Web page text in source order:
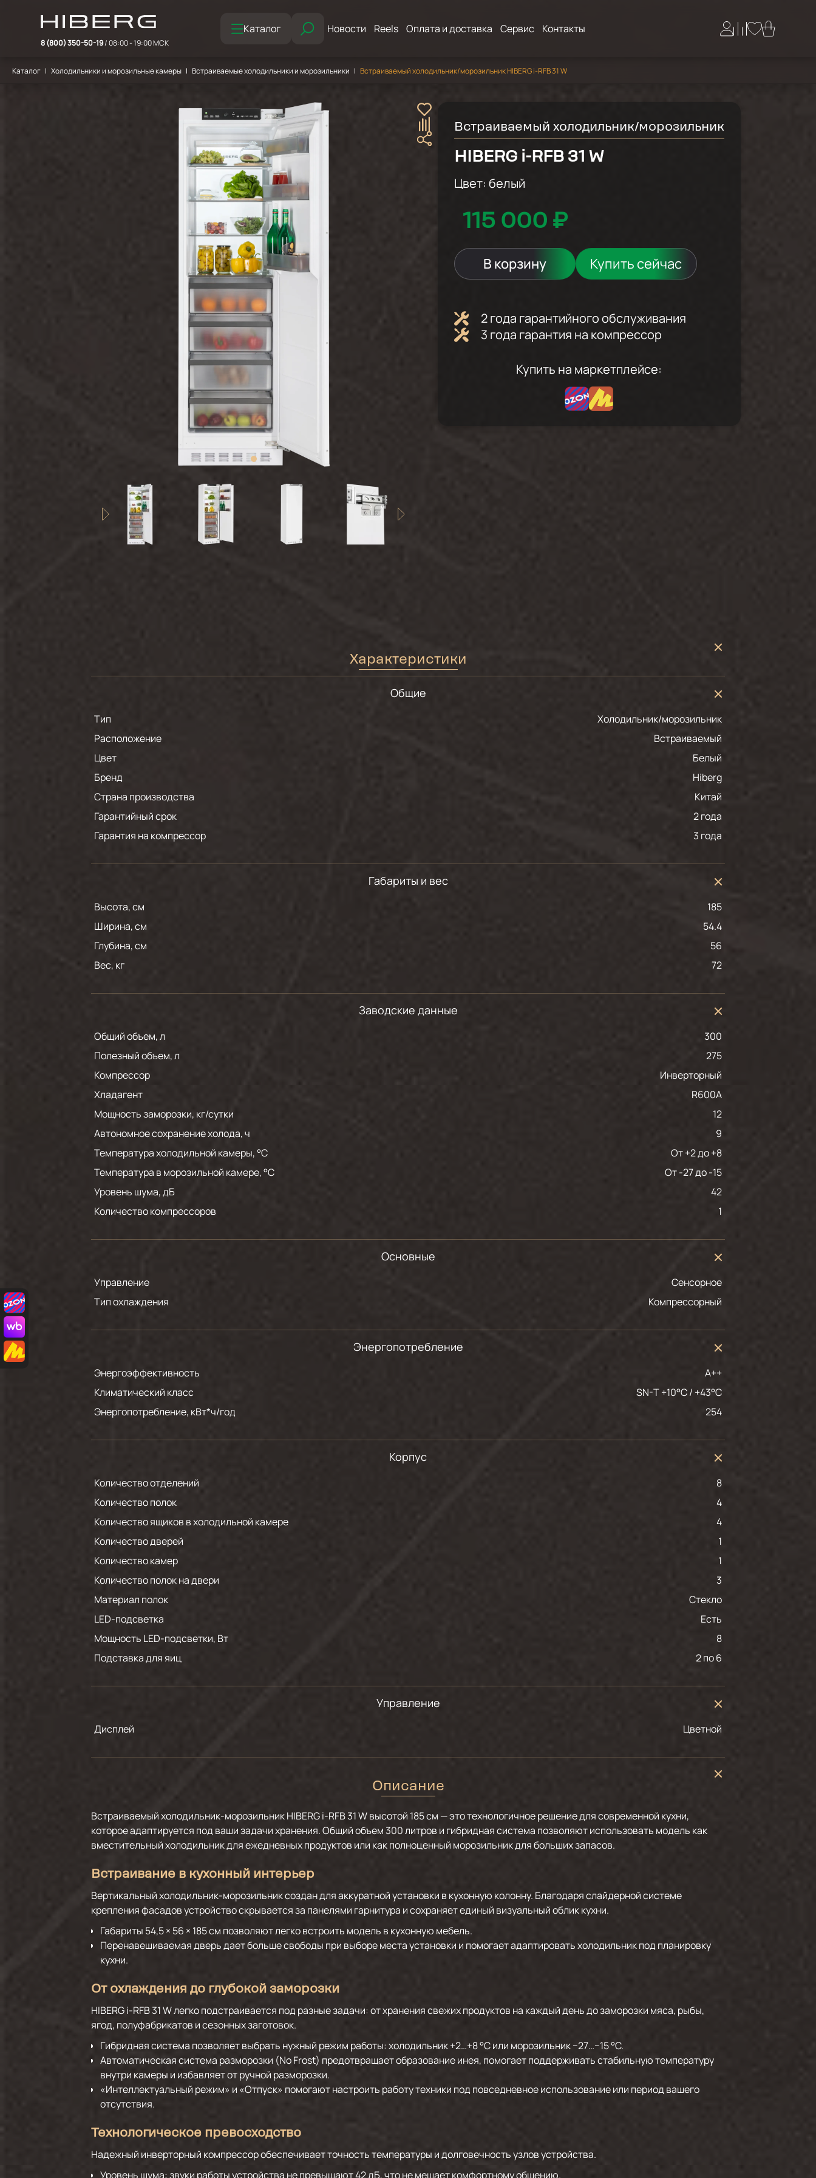
8 (800) 350-50-19/ 08:00 - 19:00 МСК
Каталог Новости Reels Оплата и доставка Сервис Контакты
Каталог Холодильники и морозильные камеры Встраиваемые холодильники и морозильники Встраиваемый холодильник/морозильник HIBERG i-RFB 31 W
Встраиваемый холодильник/морозильник
HIBERG i-RFB 31 W
Цвет: белый
115 000 ₽
В корзину Купить сейчас
2 года гарантийного обслуживания
3 года гарантия на компрессор
Купить на маркетплейсе:
Характеристики
Общие
Тип
Холодильник/морозильник
Расположение
Встраиваемый
Цвет
белый
Бренд
Hiberg
Страна производства
Китай
Гарантийный срок
2 года
Гарантия на компрессор
3 года
Габариты и вес
Высота, см
185
Ширина, см
54.4
Глубина, см
56
Вес, кг
72
Заводские данные
Общий объем, л
300
Полезный объем, л
275
Компрессор
Инверторный
Хладагент
R600A
Мощность заморозки, кг/сутки
12
Автономное сохранение холода, ч
9
Температура холодильной камеры, °С
от +2 до +8
Температура в морозильной камере, °С
от -27 до -15
Уровень шума, дБ
42
Количество компрессоров
1
Основные
Управление
Сенсорное
Тип охлаждения
Компрессорный
Энергопотребление
Энергоэффективность
A++
Климатический класс
SN-T +10°C / +43°C
Энергопотребление, кВт*ч/год
254
Корпус
Количество отделений
8
Количество полок
4
Количество ящиков в холодильной камере
4
Количество дверей
1
Количество камер
1
Количество полок на двери
3
Материал полок
Стекло
LED-подсветка
Есть
Мощность LED-подсветки, Вт
8
Подставка для яиц
2 по 6
Управление
Дисплей Цветной
Описание
Встраиваемый холодильник-морозильник HIBERG i-RFB 31 W высотой 185 см — это технологичное решение для современной кухни,
которое адаптируется под ваши задачи хранения. Общий объем 300 литров и гибридная система позволяют использовать модель как
вместительный холодильник для ежедневных продуктов или как полноценный морозильник для больших запасов.
Встраивание в кухонный интерьер
Вертикальный холодильник-морозильник создан для аккуратной установки в кухонную колонну. Благодаря слайдерной системе
крепления фасадов устройство скрывается за панелями гарнитура и сохраняет единый визуальный облик кухни.
Габариты 54,5 × 56 × 185 см позволяют легко встроить модель в кухонную мебель.
Перенавешиваемая дверь дает больше свободы при выборе места установки и помогает адаптировать холодильник под планировку
кухни.
От охлаждения до глубокой заморозки
HIBERG i-RFB 31 W легко подстраивается под разные задачи: от хранения свежих продуктов на каждый день до заморозки мяса, рыбы,
ягод, полуфабрикатов и сезонных заготовок.
Гибридная система позволяет выбрать нужный режим работы: холодильник +2…+8 °C или морозильник −27…−15 °C.
Автоматическая система разморозки (No Frost) предотвращает образование инея, помогает поддерживать стабильную температуру
внутри камеры и избавляет от ручной разморозки.
«Интеллектуальный режим» и «Отпуск» помогают настроить работу техники под повседневное использование или период вашего
отсутствия.
Технологическое превосходство
Надежный инверторный компрессор обеспечивает точность температуры и долговечность узлов устройства.
Уровень шума: звуки работы устройства не превышают 42 дБ, что не мешает комфортному общению.